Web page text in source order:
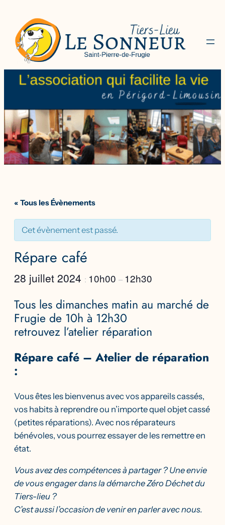
« Tous les Évènements
Cet évènement est passé.
Répare café
28 juillet 2024 : 10h00 – 12h30
Tous les dimanches matin au marché de
Frugie de 10h à 12h30
retrouvez l’atelier réparation
Répare café – Atelier de réparation
:
Vous êtes les bienvenus avec vos appareils cassés,
vos habits à reprendre ou n’importe quel objet cassé
(petites réparations). Avec nos réparateurs
bénévoles, vous pourrez essayer de les remettre en
état.
Vous avez des compétences à partager ? Une envie
de vous engager dans la démarche Zéro Déchet du
Tiers-lieu ?
C’est aussi l’occasion de venir en parler avec nous.